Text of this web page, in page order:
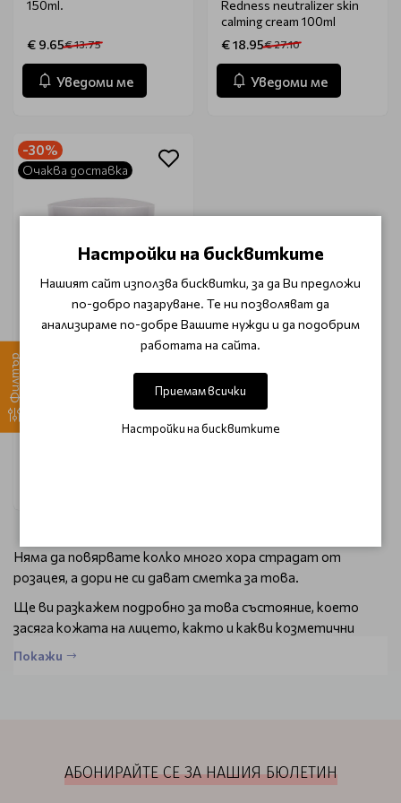
Филтър
150ml.
€ 9.65€ 13.75
Уведоми ме
Redness neutralizer skin
calming cream 100ml
€ 18.95€ 27.10
Уведоми ме
-30%
Очаква доставка
SOLANIE PROFESSIONAL
розацейни кожи Solanie
Redness neutralizer skin
Няма да повярвате колко много хора страдат от
розацея, а дори не си дават сметка за това.
Ще ви разкажем подробно за това състояние, което
засяга кожата на лицето, както и какви козметични
продукти можем да ви предложим, за да подобрите
челото и се характеризира със зачервяване на кожата,
което постепенно се влошава.
Покажи
АБОНИРАЙТЕ СЕ ЗА НАШИЯ БЮЛЕТИН
Настройки на бисквитките
Нашият сайт използва бисквитки, за да Ви предложи
по-добро пазаруване. Те ни позволяват да
анализираме по-добре Вашите нужди и да подобрим
работата на сайта.
Приемам всички
Настройки на бисквитките